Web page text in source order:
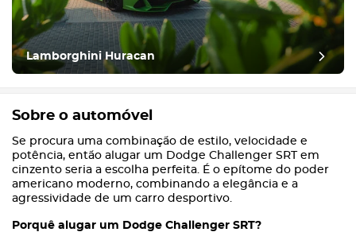
Lamborghini Huracan
Sobre o automóvel
Se procura uma combinação de estilo, velocidade e
potência, então alugar um Dodge Challenger SRT em
cinzento seria a escolha perfeita. É o epítome do poder
americano moderno, combinando a elegância e a
agressividade de um carro desportivo.
Porquê alugar um Dodge Challenger SRT?